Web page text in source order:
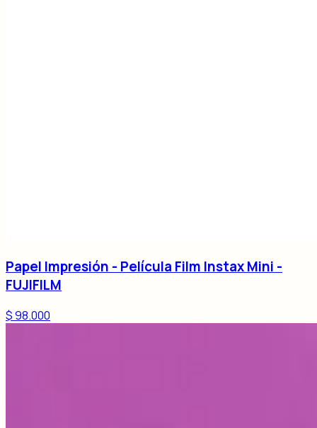
Papel Impresión - Película Film Instax Mini -
FUJIFILM
$ 98.000